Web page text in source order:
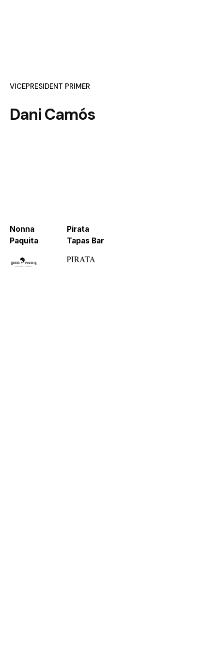
VICEPRESIDENT PRIMER
Dani Camós
Nonna
Paquita
Pirata
Tapas Bar